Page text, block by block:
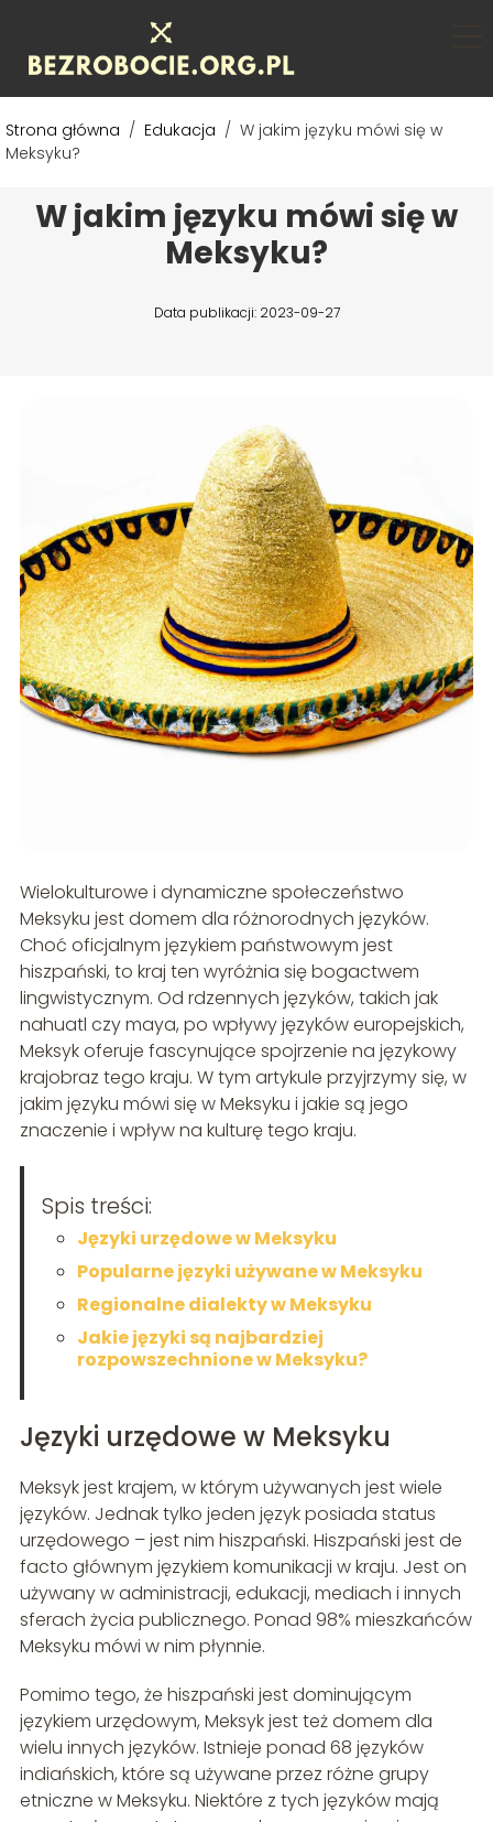
Strona główna / Edukacja / W jakim języku mówi się w
Meksyku?
W jakim języku mówi się w
Meksyku?
Data publikacji: 2023-09-27
Wielokulturowe i dynamiczne społeczeństwo
Meksyku jest domem dla różnorodnych języków.
Choć oficjalnym językiem państwowym jest
hiszpański, to kraj ten wyróżnia się bogactwem
lingwistycznym. Od rdzennych języków, takich jak
nahuatl czy maya, po wpływy języków europejskich,
Meksyk oferuje fascynujące spojrzenie na językowy
krajobraz tego kraju. W tym artykule przyjrzymy się, w
jakim języku mówi się w Meksyku i jakie są jego
znaczenie i wpływ na kulturę tego kraju.
Spis treści:
Języki urzędowe w Meksyku
Popularne języki używane w Meksyku
Regionalne dialekty w Meksyku
Jakie języki są najbardziej
rozpowszechnione w Meksyku?
Języki urzędowe w Meksyku
Meksyk jest krajem, w którym używanych jest wiele
języków. Jednak tylko jeden język posiada status
urzędowego – jest nim hiszpański. Hiszpański jest de
facto głównym językiem komunikacji w kraju. Jest on
używany w administracji, edukacji, mediach i innych
sferach życia publicznego. Ponad 98% mieszkańców
Meksyku mówi w nim płynnie.
Pomimo tego, że hiszpański jest dominującym
językiem urzędowym, Meksyk jest też domem dla
wielu innych języków. Istnieje ponad 68 języków
indiańskich, które są używane przez różne grupy
etniczne w Meksyku. Niektóre z tych języków mają